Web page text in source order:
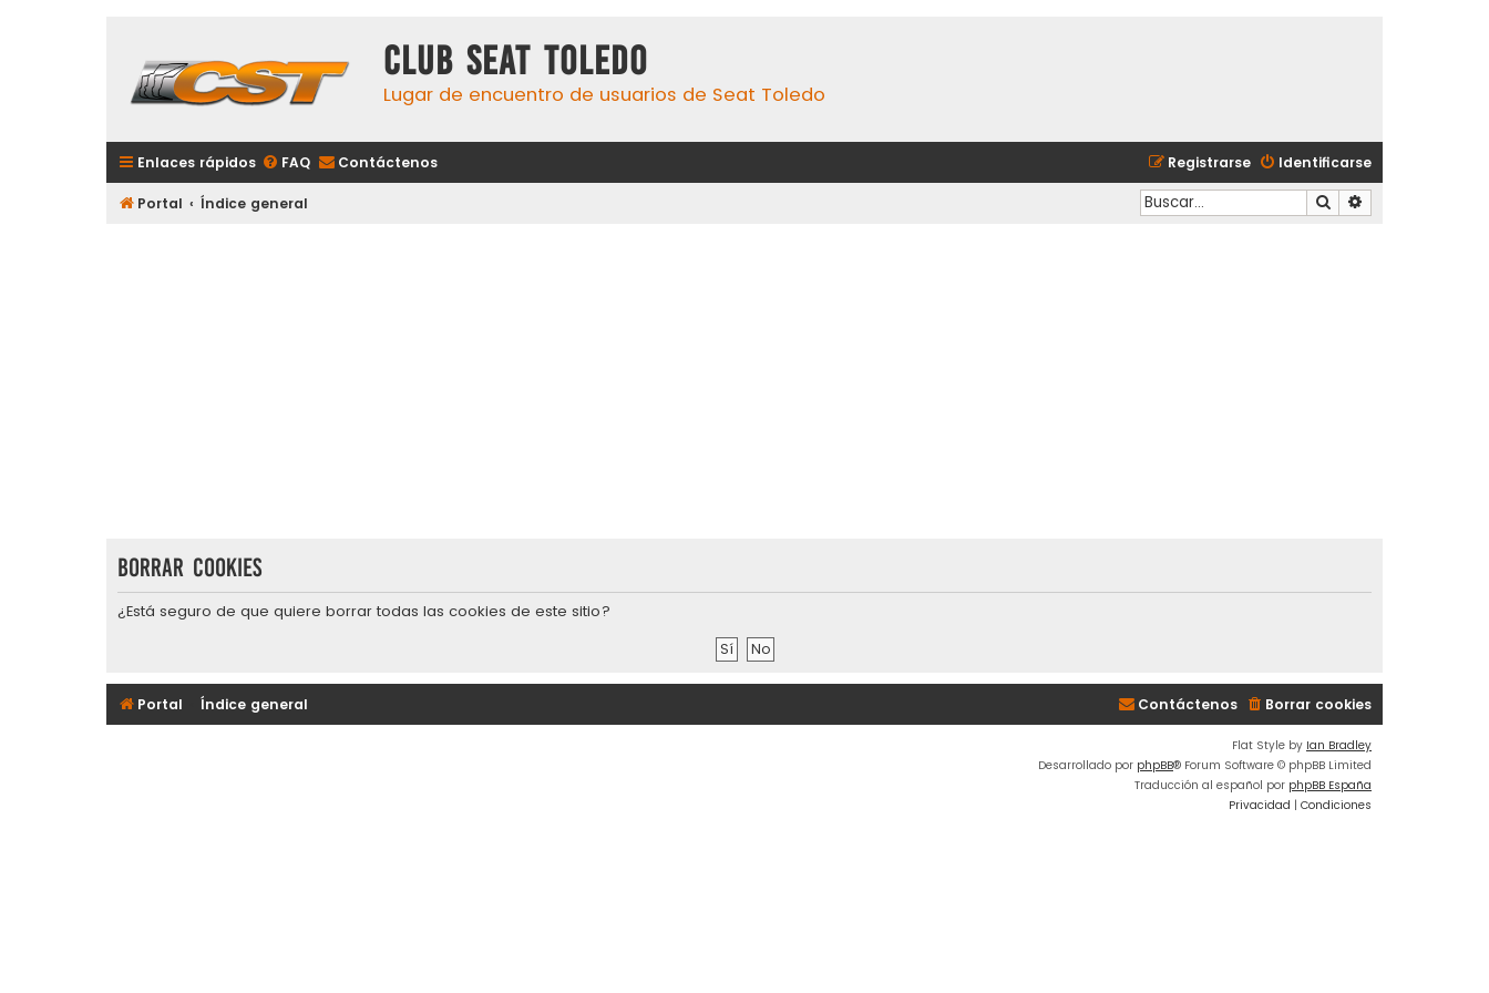
Club Seat Toledo
Lugar de encuentro de usuarios de Seat Toledo
Enlaces rápidos FAQ Contáctenos Identificarse
Registrarse
Portal Índice general Buscar
Borrar cookies
¿Está seguro de que quiere borrar todas las cookies de este sitio?
Portal Índice general Borrar cookies
Contáctenos
Flat Style by Ian Bradley
Desarrollado por phpBB® Forum Software © phpBB Limited
Traducción al español por phpBB España
Privacidad | Condiciones